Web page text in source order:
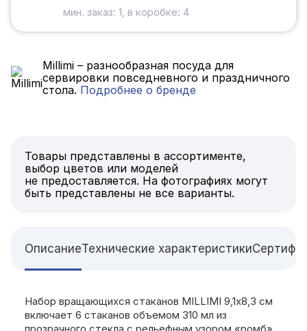
мин. заказ: 1, в коробке: 4
Millimi – разнообразная посуда для
сервировки повседневного и праздничного
стола. Подробнее о бренде
Товары представлены в ассортименте,
выбор цветов или моделей
не предоставляется. На фотографиях могут
быть представлены не все варианты.
ОписаниеТехнические характеристики
Набор вращающихся стаканов MILLIMI 9,1х8,3 см
включает 6 стаканов объемом 310 мл из